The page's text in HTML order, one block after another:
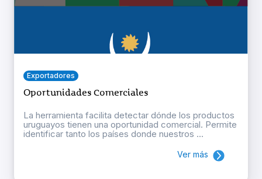
Exportadores
Oportunidades Comerciales
La herramienta facilita detectar dónde los productos
uruguayos tienen una oportunidad comercial. Permite
identificar tanto los países donde nuestros ...
Ver más